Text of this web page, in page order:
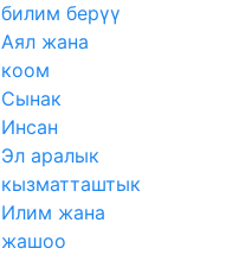
билим берүү
Аял жана
коом
Сынак
Инсан
Эл аралык
кызматташтык
Илим жана
жашоо